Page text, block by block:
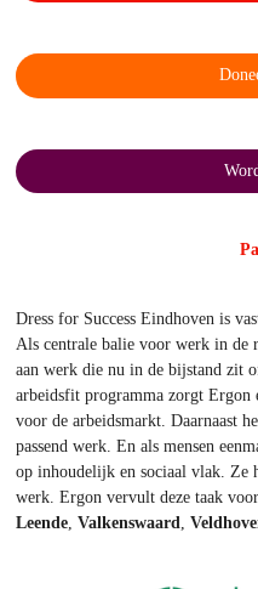
Dress for Success Eindhoven is
Als centrale balie voor werk in de
aan werk die nu in de bijstand zit
arbeidsfit programma zorgt Ergon
voor de arbeidsmarkt. Daarnaast
passend werk. En als mensen
op inhoudelijk en sociaal vlak. Ze
werk. Ergon vervult deze taak
Leende, Valkenswaard,